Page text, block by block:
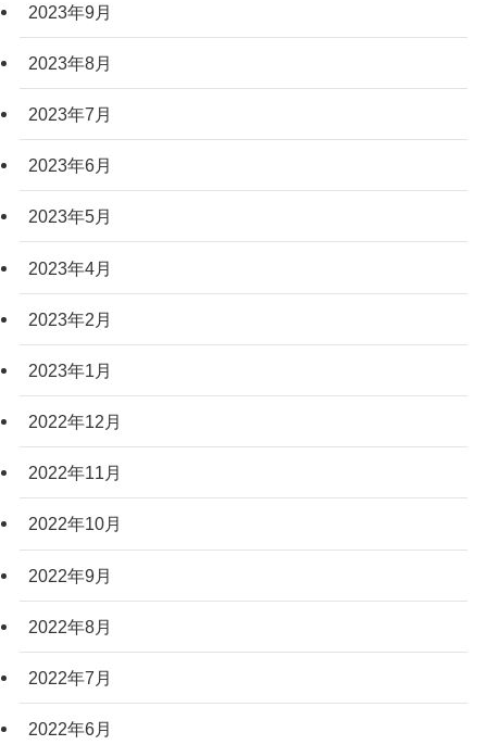
2023年9月
2023年8月
2023年7月
2023年6月
2023年5月
2023年4月
2023年2月
2023年1月
2022年12月
2022年11月
2022年10月
2022年9月
2022年8月
2022年7月
2022年6月